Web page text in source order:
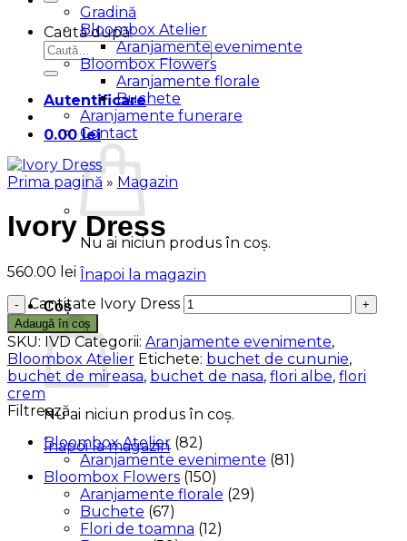
Caută după:
Autentificare
0.00lei
Nu ai niciun produs în coș.
Înapoi la magazin
Coș
Nu ai niciun produs în coș.
Înapoi la magazin
Gradină
Bloombox Atelier
Aranjamente evenimente
Bloombox Flowers
Aranjamente florale
Buchete
Aranjamente funerare
Contact
Prima pagină » Magazin
Ivory Dress
560.00 lei
Cantitate Ivory Dress
Adaugă în coș
SKU: IVD Categorii: Aranjamente evenimente,
Bloombox Atelier Etichete: buchet de cununie,
buchet de mireasa, buchet de nasa, flori albe, flori
crem
Filtrează
Bloombox Atelier (82)
Aranjamente evenimente (81)
Bloombox Flowers (150)
Aranjamente florale (29)
Buchete (67)
Flori de toamna (12)